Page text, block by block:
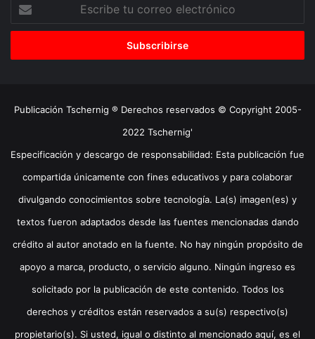
correo
Publicación Tschernig ® Derechos reservados © Copyright 2005-
2022 Tschernig'
Especificación y descargo de responsabilidad: Esta publicación fue
compartida únicamente con fines educativos y para colaborar
divulgando conocimientos sobre tecnología. La(s) imagen(es) y
textos fueron adaptados desde las fuentes mencionadas dando
crédito al autor anotado en la fuente. No hay ningún propósito de
apoyo a marca, producto, o servicio alguno. Ningún ingreso es
solicitado por la publicación de este contenido. Todos los
derechos y créditos están reservados a su(s) respectivo(s)
propietario(s). Si usted, igual o distinto al mencionado aquí, es el